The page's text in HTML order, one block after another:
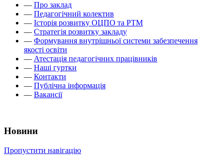
— Про заклад
— Педагогічний колектив
— Історія розвитку ОЦПО та РТМ
— Стратегія розвитку закладу
— Формування внутрішньої системи забезпечення
якості освіти
— Атестація педагогічних працівників
— Наші гуртки
— Контакти
— Публічна інформація
— Вакансії
Новини
Пропустити навігацію